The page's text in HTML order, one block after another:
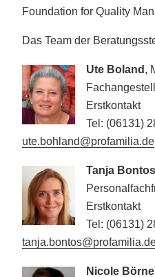
Foundation for Quality
Das Team der
Ute Boland ,
Erstkontakt
Tel: (06131)
ute.bohland@profamilia.de
Tanja Bontos
Erstkontakt
Tel: (06131)
Nicole